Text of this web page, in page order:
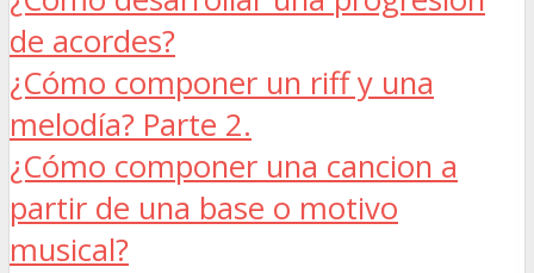
de acordes?
¿Cómo componer un riff y una
melodía? Parte 2.
¿Cómo componer una cancion a
partir de una base o motivo
musical?